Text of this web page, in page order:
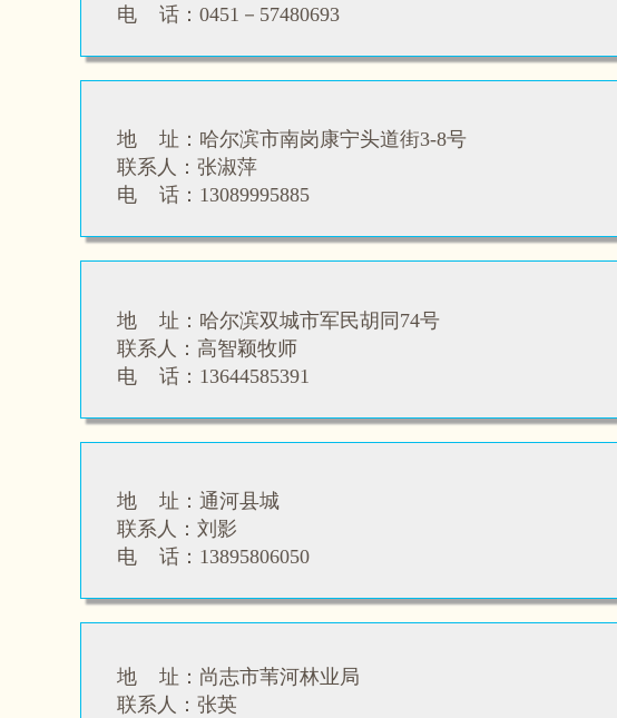
电 话： 0451－57480693
地 址：哈尔滨市南岗康宁头道街3-8号
联系人： 张淑萍
电 话：13089995885
地 址：哈尔滨双城市军民胡同74号
联系人： 高智颖牧师
电 话：13644585391
地 址：通河县城
联系人：刘影
电 话： 13895806050
地 址：尚志市苇河林业局
联系人：张英